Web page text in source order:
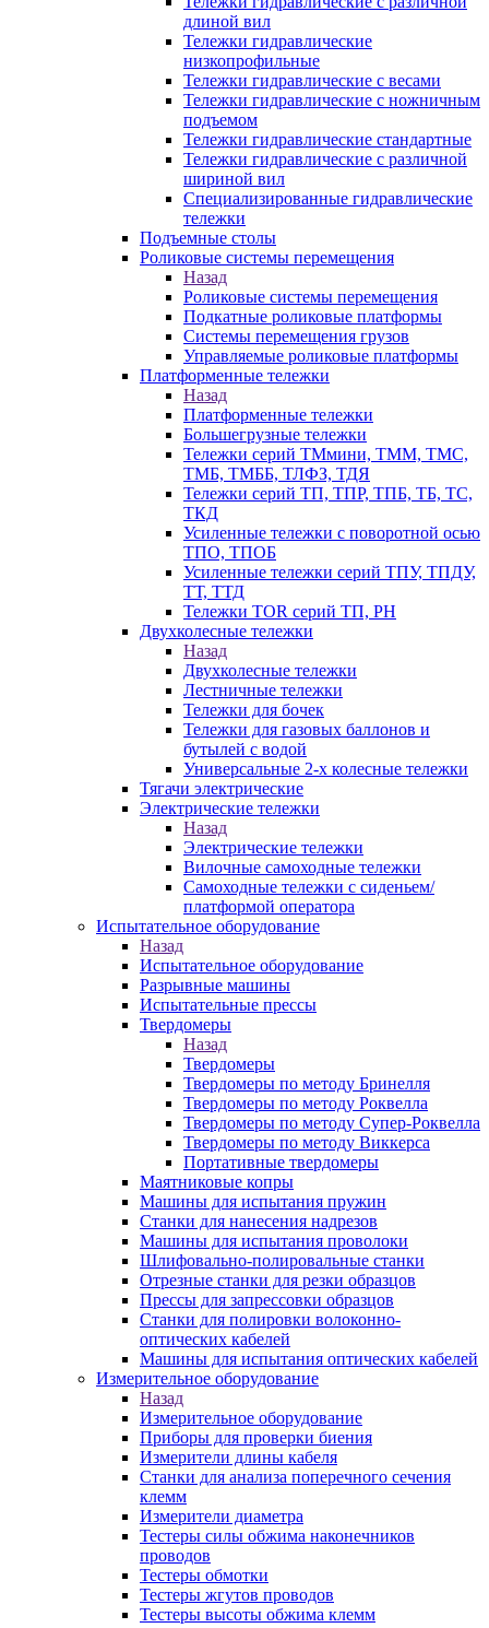
длиной вил
Тележки гидравлические
низкопрофильные
Тележки гидравлические с весами
Тележки гидравлические с ножничным
подъемом
Тележки гидравлические стандартные
Тележки гидравлические с различной
шириной вил
Специализированные гидравлические
тележки
Подъемные столы
Роликовые системы перемещения
Назад
Роликовые системы перемещения
Подкатные роликовые платформы
Системы перемещения грузов
Управляемые роликовые платформы
Платформенные тележки
Назад
Платформенные тележки
Большегрузные тележки
Тележки серий ТМмини, ТММ, ТМС,
ТМБ, ТМББ, ТЛФЗ, ТДЯ
Тележки серий ТП, ТПР, ТПБ, ТБ, ТС,
ТКД
Усиленные тележки с поворотной осью
ТПО, ТПОБ
Усиленные тележки серий ТПУ, ТПДУ,
ТТ, ТТД
Тележки TOR серий ТП, PH
Двухколесные тележки
Назад
Двухколесные тележки
Лестничные тележки
Тележки для бочек
Тележки для газовых баллонов и
бутылей с водой
Универсальные 2-х колесные тележки
Тягачи электрические
Электрические тележки
Назад
Электрические тележки
Вилочные самоходные тележки
Самоходные тележки с сиденьем/
платформой оператора
Испытательное оборудование
Назад
Испытательное оборудование
Разрывные машины
Испытательные прессы
Твердомеры
Назад
Твердомеры
Твердомеры по методу Бринелля
Твердомеры по методу Роквелла
Твердомеры по методу Супер-Роквелла
Твердомеры по методу Виккерса
Портативные твердомеры
Маятниковые копры
Машины для испытания пружин
Станки для нанесения надрезов
Машины для испытания проволоки
Шлифовально-полировальные станки
Отрезные станки для резки образцов
Прессы для запрессовки образцов
Станки для полировки волоконно-
оптических кабелей
Машины для испытания оптических кабелей
Измерительное оборудование
Назад
Измерительное оборудование
Приборы для проверки биения
Измерители длины кабеля
Станки для анализа поперечного сечения
клемм
Измерители диаметра
Тестеры силы обжима наконечников
проводов
Тестеры обмотки
Тестеры жгутов проводов
Тестеры высоты обжима клемм